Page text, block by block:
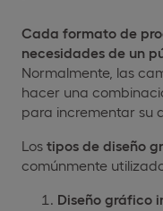
Cada formato de
necesidades de un
Normalmente, las
hacer una
para incrementar su
Los tipos de diseño
comúnmente
Diseño gráfico